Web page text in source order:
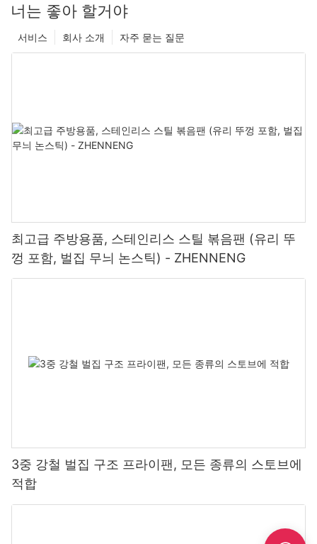
너는 좋아 할거야
자주 묻는 질문
회사 소개
서비스
최고급 주방용품, 스테인리스 스틸 볶음팬 (유리 뚜
껑 포함, 벌집 무늬 논스틱) - ZHENNENG
3중 강철 벌집 구조 프라이팬, 모든 종류의 스토브에
적합